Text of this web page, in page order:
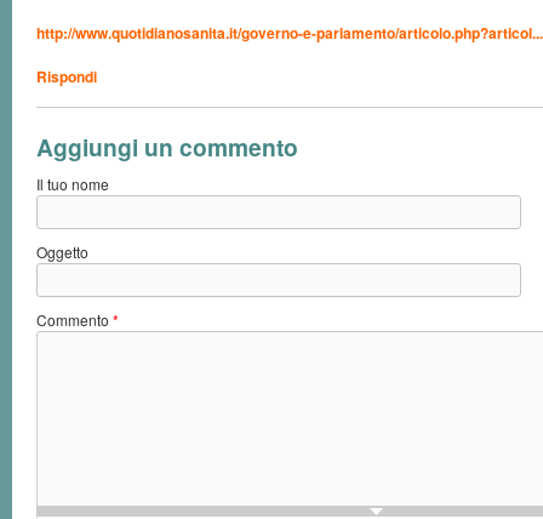
http://www.quotidianosanita.it/governo-e-parlamento/articolo.php?articol...
Rispondi
Aggiungi un commento
Il tuo nome
Oggetto
Commento *